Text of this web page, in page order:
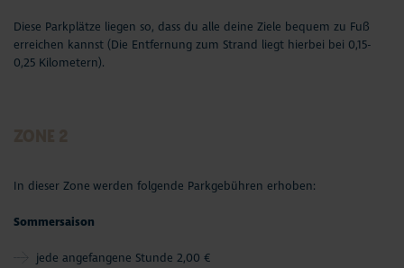
Diese Parkplätze liegen so, dass du alle deine Ziele bequem zu Fuß
erreichen kannst (Die Entfernung zum Strand liegt hierbei bei 0,15-
0,25 Kilometern).
In dieser Zone werden folgende Parkgebühren erhoben:
Sommersaison
jede angefangene Stunde 2,00 €